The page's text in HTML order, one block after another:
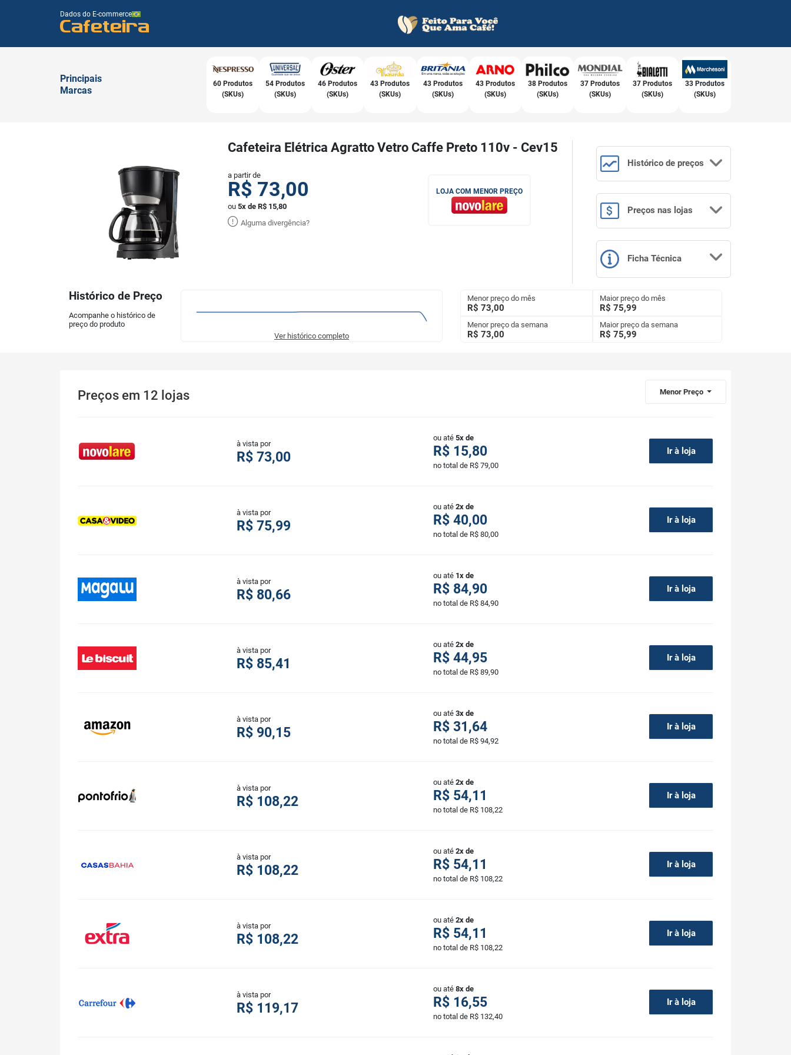
Dados do E-commerce
Cafeteira
Principais
Marcas
60 Produtos
(SKUs)
54 Produtos
(SKUs)
46 Produtos
(SKUs)
43 Produtos
(SKUs)
43 Produtos
(SKUs)
43 Produtos
(SKUs)
38 Produtos
(SKUs)
37 Produtos
(SKUs)
37 Produtos
(SKUs)
33 Produtos
(SKUs)
Cafeteira Elétrica Agratto Vetro Caffe Preto 110v - Cev15
a partir de
R$ 73,00
ou 5x de R$ 15,80
Alguma divergência?
LOJA COM MENOR PREÇO
Histórico de preços
Preços nas lojas
Ficha Técnica
Histórico de Preço
Acompanhe o histórico de
preço do produto
Ver histórico completo
Menor preço do mês
R$ 73,00
Maior preço do mês
R$ 75,99
Menor preço da semana
R$ 73,00
Maior preço da semana
R$ 75,99
Preços em 12 lojas Menor Preço
à vista por
R$ 73,00
ou até 5x de
R$ 15,80
no total de R$ 79,00
Ir à loja
à vista por
R$ 75,99
ou até 2x de
R$ 40,00
no total de R$ 80,00
Ir à loja
à vista por
R$ 80,66
ou até 1x de
R$ 84,90
no total de R$ 84,90
Ir à loja
à vista por
R$ 85,41
ou até 2x de
R$ 44,95
no total de R$ 89,90
Ir à loja
à vista por
R$ 90,15
ou até 3x de
R$ 31,64
no total de R$ 94,92
Ir à loja
à vista por
R$ 108,22
ou até 2x de
R$ 54,11
no total de R$ 108,22
Ir à loja
à vista por
R$ 108,22
ou até 2x de
R$ 54,11
no total de R$ 108,22
Ir à loja
à vista por
R$ 108,22
ou até 2x de
R$ 54,11
no total de R$ 108,22
Ir à loja
à vista por
R$ 119,17
ou até 8x de
R$ 16,55
no total de R$ 132,40
Ir à loja